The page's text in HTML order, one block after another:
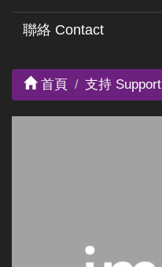
聯絡 Contact
首頁 支持 Support